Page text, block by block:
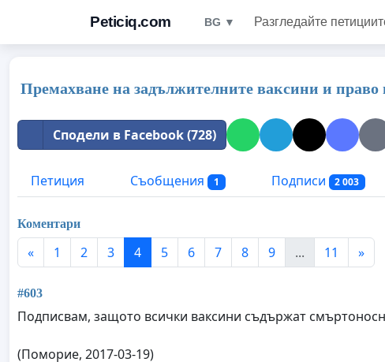
Peticiq.com BG ▼ Разгледайте
Премахване на задължителните ваксини и
Сподели в Facebook (728)
Петиция Съобщения 1 Подписи 2 003
Коментари
« 1 2 3 4 5 6 7 8 9 ... 11 »
#603
Подписвам, защото всички ваксини съдържат
(Поморие, 2017-03-19)